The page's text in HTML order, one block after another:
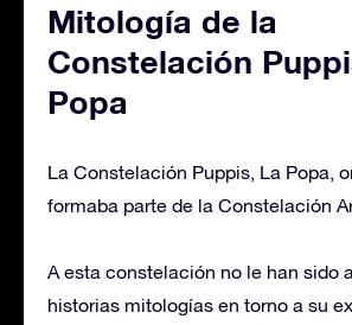
Mitología de la
Constelación
Popa
La Constelación Puppis, La Popa,
formaba parte de la Constelación
A esta constelación no le han sido
historias mitologías en torno a su